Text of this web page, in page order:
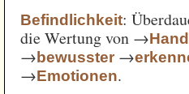
Befindlichkeit:
die Wertung von →
→bewusster →
→Emotionen.